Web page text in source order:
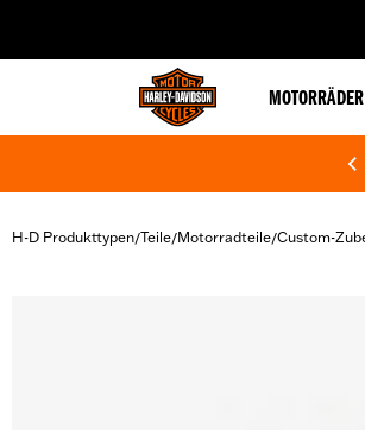
MOTORRÄDER
H-D Produkttypen/Teile/Motorradteile/Custom-